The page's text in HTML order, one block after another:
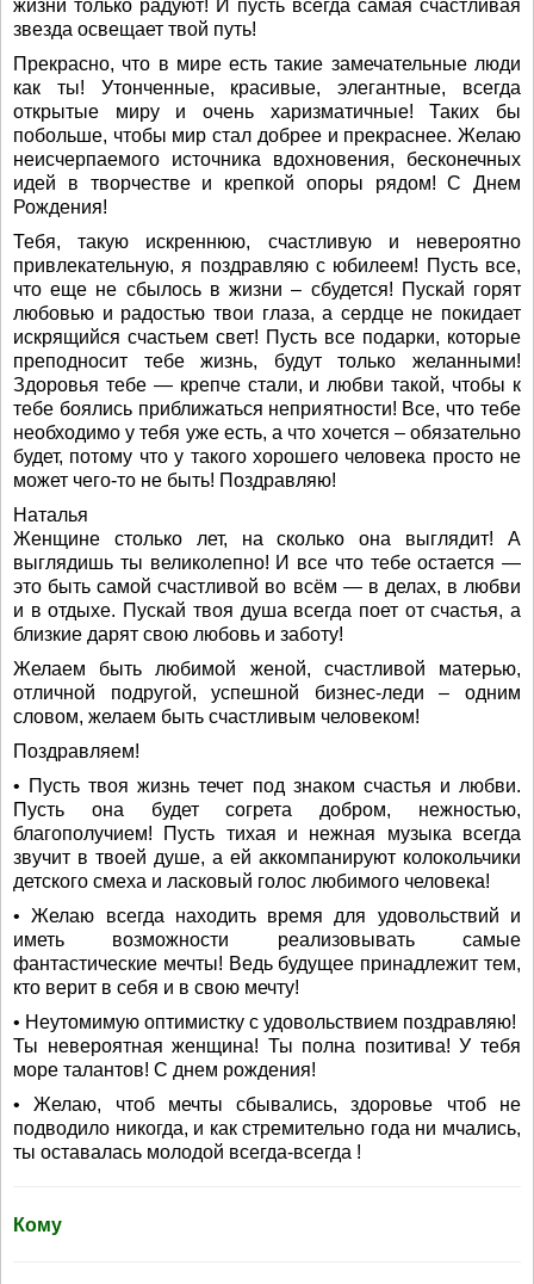
жизни только радуют! И пусть всегда самая счастливая
звезда освещает твой путь!
Прекрасно, что в мире есть такие замечательные люди
как ты! Утонченные, красивые, элегантные, всегда
открытые миру и очень харизматичные! Таких бы
побольше, чтобы мир стал добрее и прекраснее. Желаю
неисчерпаемого источника вдохновения, бесконечных
идей в творчестве и крепкой опоры рядом! С Днем
Рождения!
Тебя, такую искреннюю, счастливую и невероятно
привлекательную, я поздравляю с юбилеем! Пусть все,
что еще не сбылось в жизни – сбудется! Пускай горят
любовью и радостью твои глаза, а сердце не покидает
искрящийся счастьем свет! Пусть все подарки, которые
преподносит тебе жизнь, будут только желанными!
Здоровья тебе — крепче стали, и любви такой, чтобы к
тебе боялись приближаться неприятности! Все, что тебе
необходимо у тебя уже есть, а что хочется – обязательно
будет, потому что у такого хорошего человека просто не
может чего-то не быть! Поздравляю!
Наталья
Женщине столько лет, на сколько она выглядит! А
выглядишь ты великолепно! И все что тебе остается —
это быть самой счастливой во всём — в делах, в любви
и в отдыхе. Пускай твоя душа всегда поет от счастья, а
близкие дарят свою любовь и заботу!
Желаем быть любимой женой, счастливой матерью,
отличной подругой, успешной бизнес-леди – одним
словом, желаем быть счастливым человеком!
Поздравляем!
• Пусть твоя жизнь течет под знаком счастья и любви.
Пусть она будет согрета добром, нежностью,
благополучием! Пусть тихая и нежная музыка всегда
звучит в твоей душе, а ей аккомпанируют колокольчики
детского смеха и ласковый голос любимого человека!
• Желаю всегда находить время для удовольствий и
иметь возможности реализовывать самые
фантастические мечты! Ведь будущее принадлежит тем,
кто верит в себя и в свою мечту!
• Неутомимую оптимистку с удовольствием поздравляю!
Ты невероятная женщина! Ты полна позитива! У тебя
море талантов! С днем рождения!
• Желаю, чтоб мечты сбывались, здоровье чтоб не
подводило никогда, и как стремительно года ни мчались,
ты оставалась молодой всегда-всегда !
Кому